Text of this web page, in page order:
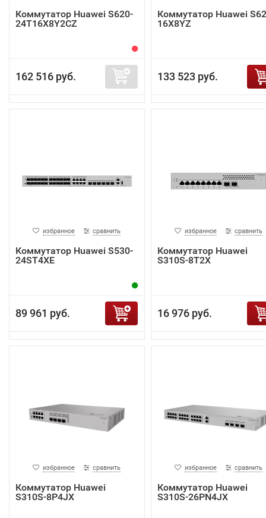
Коммутатор Huawei S620-
24T16X8Y2CZ
162 516 руб.
Коммутатор Huawei
16X8YZ
133 523 руб.
избранное сравнить
Коммутатор Huawei S530-
24ST4XE
89 961 руб.
избранное сравнить
Коммутатор Huawei
S310S-8T2X
16 976 руб.
избранное сравнить
Коммутатор Huawei
S310S-8P4JX
избранное сравнить
Коммутатор Huawei
S310S-26PN4JX